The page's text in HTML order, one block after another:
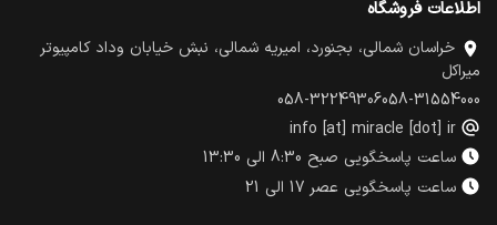
اطلاعات فروشگاه
خراسان شمالی، بجنورد، امیریه شمالی، نبش خیابان وداد کامپیوتر
میراکل
058-31554000
058-32249306
info [at] miracle [dot] ir
ساعت پاسخگویی صبح 8:30 الی 13:30
ساعت پاسخگویی عصر 17 الی 21